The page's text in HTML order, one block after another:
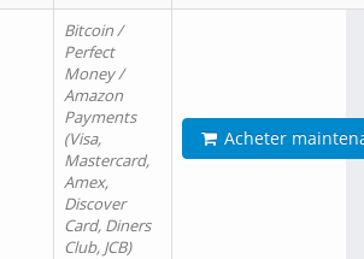
Bitcoin /
Perfect
Money /
Amazon
Payments
(Visa,
Mastercard,
Amex,
Discover
Card, Diners
Club, JCB)
Acheter